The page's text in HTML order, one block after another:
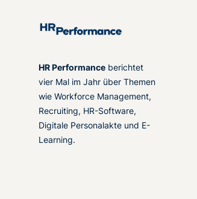
HR Performance berichtet
vier Mal im Jahr über Themen
wie Workforce Management,
Recruiting, HR-Software,
Digitale Personalakte und E-
Learning.